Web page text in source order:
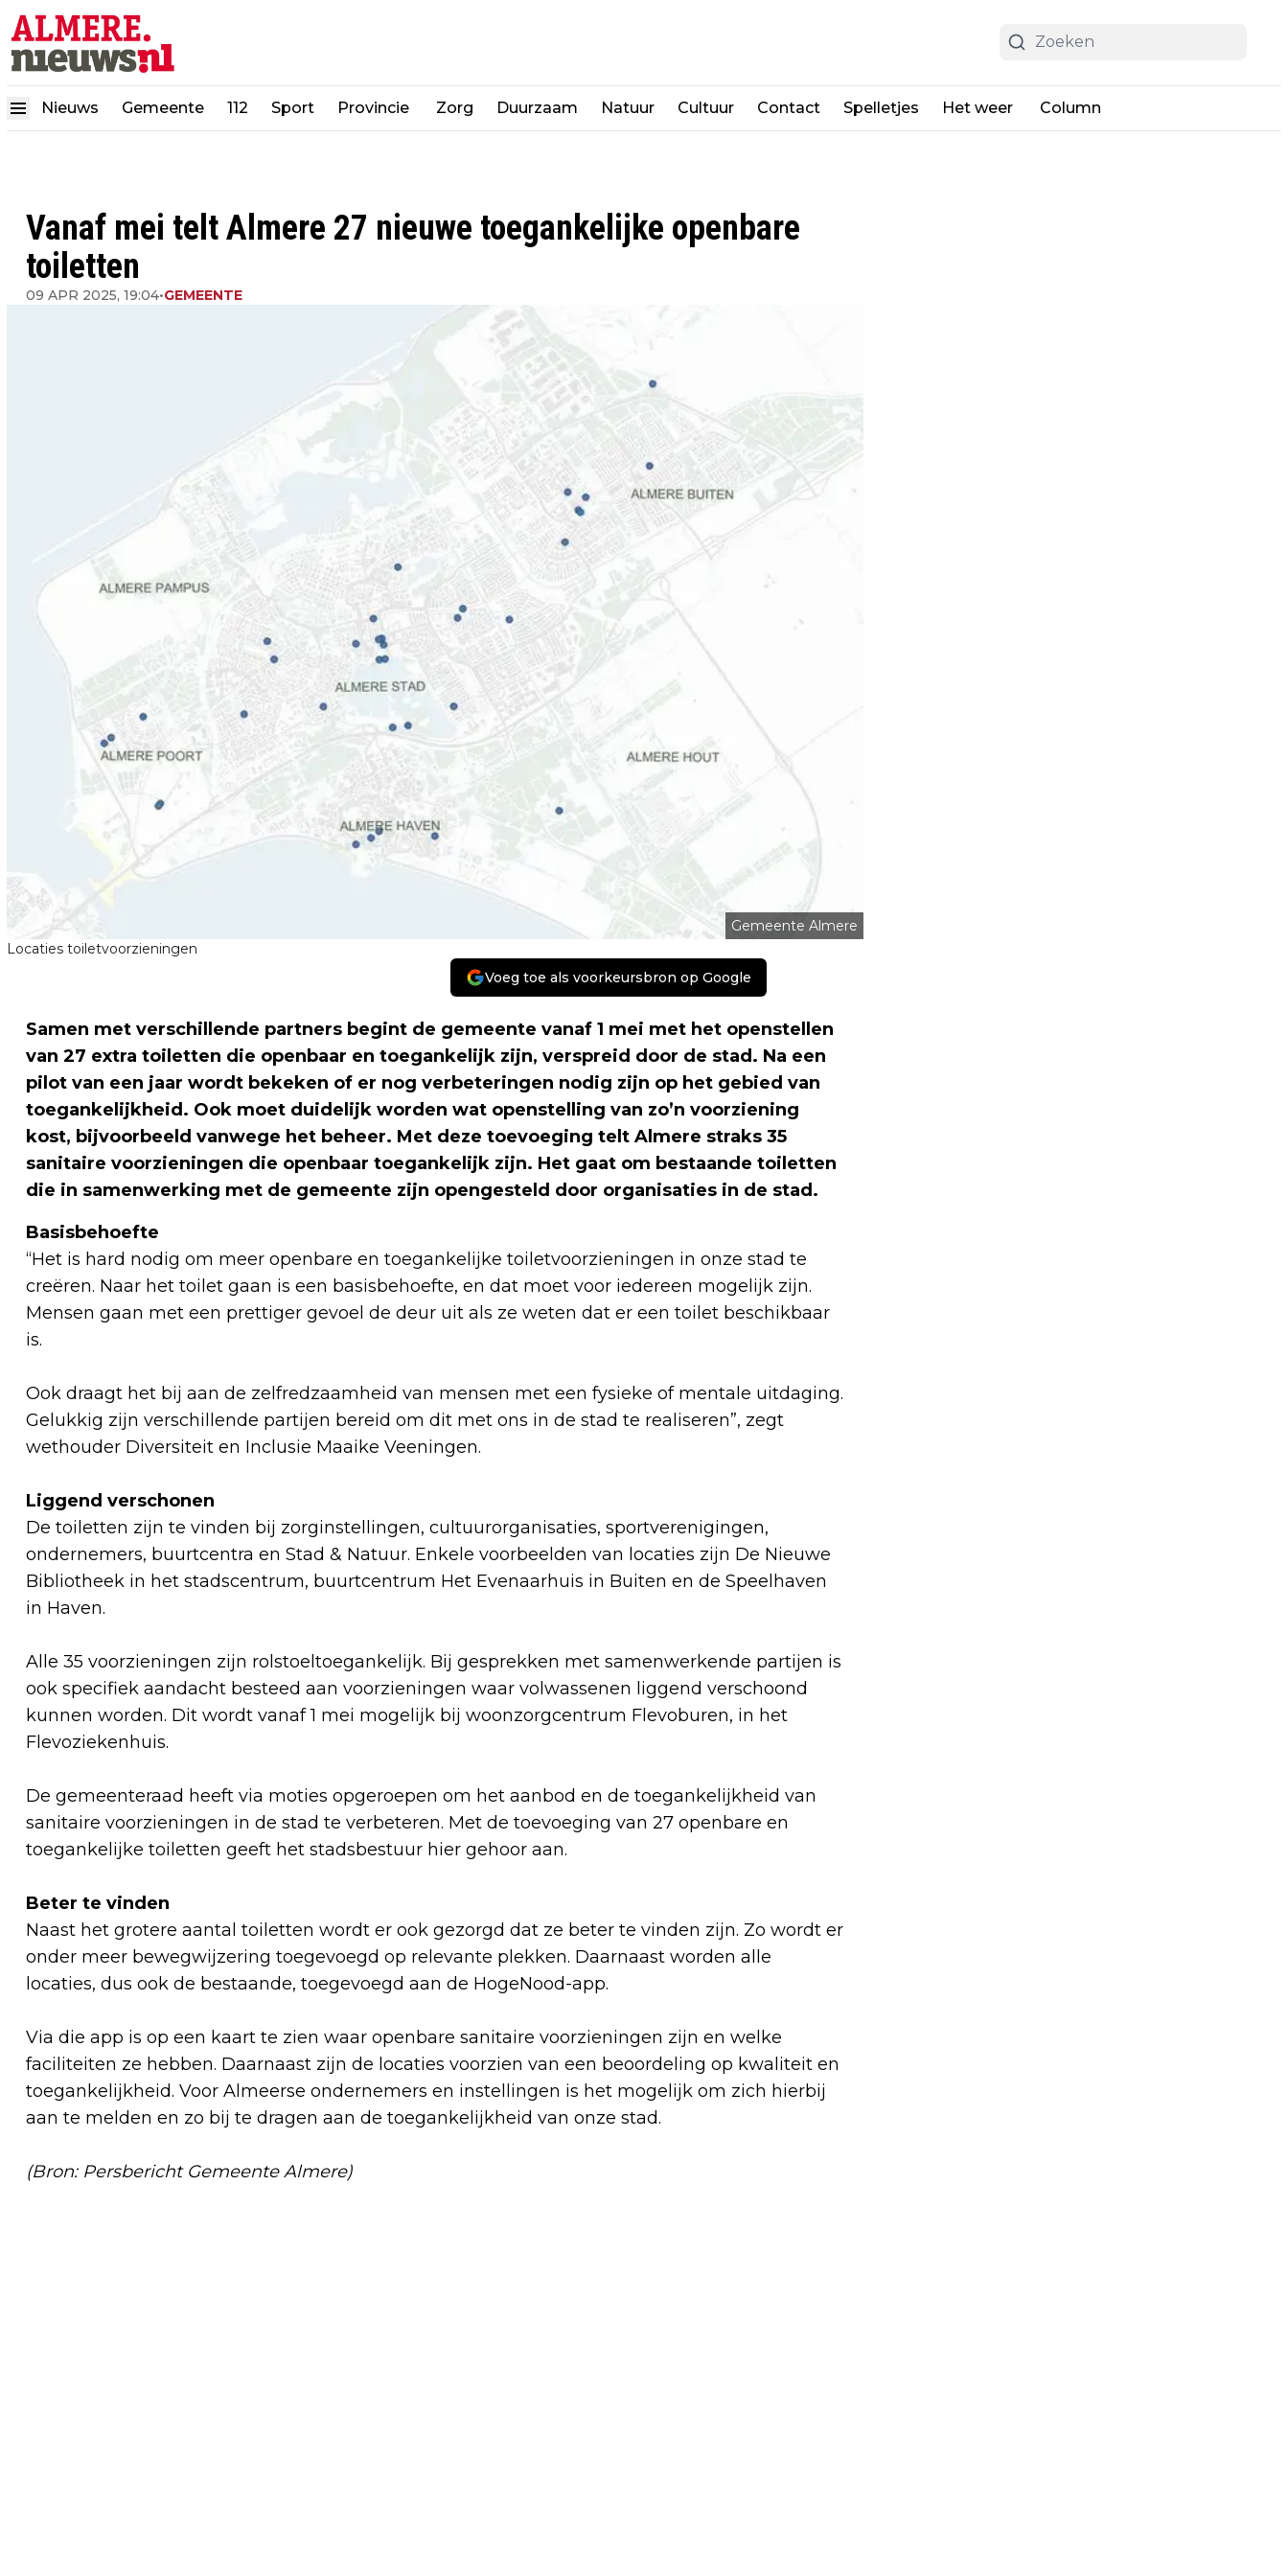
Nieuws Gemeente 112 Sport Provincie Zorg Duurzaam Natuur Cultuur Contact Spelletjes Het weer Column
Vanaf mei telt Almere 27 nieuwe toegankelijke openbare
toiletten
09 APR 2025, 19:04•GEMEENTE
Gemeente Almere
Locaties toiletvoorzieningen
Voeg toe als voorkeursbron op Google
Samen met verschillende partners begint de gemeente vanaf 1 mei met het openstellen
van 27 extra toiletten die openbaar en toegankelijk zijn, verspreid door de stad. Na een
pilot van een jaar wordt bekeken of er nog verbeteringen nodig zijn op het gebied van
toegankelijkheid. Ook moet duidelijk worden wat openstelling van zo’n voorziening
kost, bijvoorbeeld vanwege het beheer. Met deze toevoeging telt Almere straks 35
sanitaire voorzieningen die openbaar toegankelijk zijn. Het gaat om bestaande toiletten
die in samenwerking met de gemeente zijn opengesteld door organisaties in de stad.
Basisbehoefte
“Het is hard nodig om meer openbare en toegankelijke toiletvoorzieningen in onze stad te
creëren. Naar het toilet gaan is een basisbehoefte, en dat moet voor iedereen mogelijk zijn.
Mensen gaan met een prettiger gevoel de deur uit als ze weten dat er een toilet beschikbaar
is.
Ook draagt het bij aan de zelfredzaamheid van mensen met een fysieke of mentale uitdaging.
Gelukkig zijn verschillende partijen bereid om dit met ons in de stad te realiseren”, zegt
wethouder Diversiteit en Inclusie Maaike Veeningen.
Liggend verschonen
De toiletten zijn te vinden bij zorginstellingen, cultuurorganisaties, sportverenigingen,
ondernemers, buurtcentra en Stad & Natuur. Enkele voorbeelden van locaties zijn De Nieuwe
Bibliotheek in het stadscentrum, buurtcentrum Het Evenaarhuis in Buiten en de Speelhaven
in Haven.
Alle 35 voorzieningen zijn rolstoeltoegankelijk. Bij gesprekken met samenwerkende partijen is
ook specifiek aandacht besteed aan voorzieningen waar volwassenen liggend verschoond
kunnen worden. Dit wordt vanaf 1 mei mogelijk bij woonzorgcentrum Flevoburen, in het
Flevoziekenhuis.
De gemeenteraad heeft via moties opgeroepen om het aanbod en de toegankelijkheid van
sanitaire voorzieningen in de stad te verbeteren. Met de toevoeging van 27 openbare en
toegankelijke toiletten geeft het stadsbestuur hier gehoor aan.
Beter te vinden
Naast het grotere aantal toiletten wordt er ook gezorgd dat ze beter te vinden zijn. Zo wordt er
onder meer bewegwijzering toegevoegd op relevante plekken. Daarnaast worden alle
locaties, dus ook de bestaande, toegevoegd aan de HogeNood-app.
Via die app is op een kaart te zien waar openbare sanitaire voorzieningen zijn en welke
faciliteiten ze hebben. Daarnaast zijn de locaties voorzien van een beoordeling op kwaliteit en
toegankelijkheid. Voor Almeerse ondernemers en instellingen is het mogelijk om zich hierbij
aan te melden en zo bij te dragen aan de toegankelijkheid van onze stad.
(Bron: Persbericht Gemeente Almere)